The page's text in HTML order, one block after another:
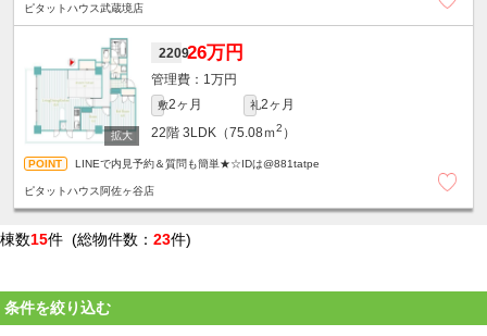
ピタットハウス武蔵境店
220926万円
1万円
敷2ヶ月 礼2ヶ月
22階 3LDK（75.08ｍ2 ）
LINEで内見予約＆質問も簡単★☆IDは@881tatpe
ピタットハウス阿佐ヶ谷店
棟数15件 (総物件数： 23件)
条件を絞り込む